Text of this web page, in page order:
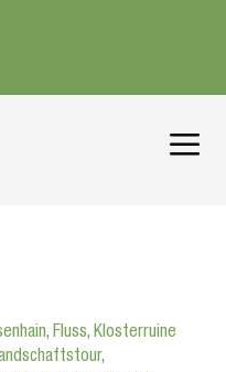
, Fluss, Klosterruine
,